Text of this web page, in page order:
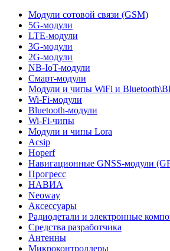
Модули сотовой связи (GSM)
5G-модули
LTE-модули
3G-модули
2G-модули
NB-IoT-модули
Смарт-модули
Модули и чипы WiFi и
Wi-Fi-модули
Bluetooth-модули
Wi-Fi-чипы
Модули и чипы Lora
Acsip
Hoperf
Навигационные GNSS-модули
Прогресс
НАВИА
Neoway
Аксессуары
Радиодетали и электронные
Средства разработчика
Антенны
Микроконтроллеры